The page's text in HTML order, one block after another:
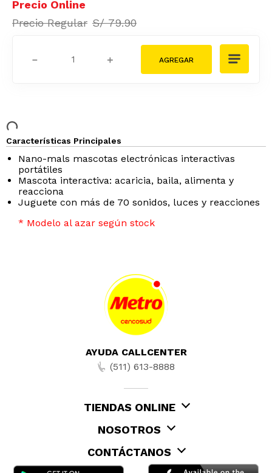
S/ 79.90
＋
－
Características Principales
Nano-mals mascotas electrónicas interactivas
portátiles
Mascota interactiva: acaricia, baila, alimenta y
reacciona
Juguete con más de 70 sonidos, luces y reacciones
* Modelo al azar según stock
AYUDA CALLCENTER
(511) 613-8888
TIENDAS ONLINE
NOSOTROS
CONTÁCTANOS